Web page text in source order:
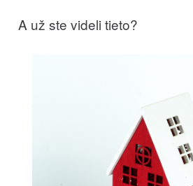
A už ste videli tieto?